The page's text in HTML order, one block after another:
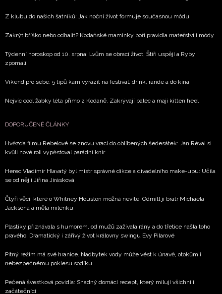
Chcete navíc dostávat i další zajímavé a exkluzivní
zpracováním údajů k tomuto účelu podleZásad ochrany
Z klubu do našich šatníků: Jak noční život formuje současnou módu
Zakrýt bříško nebo odhalit? Kodaňské maminky boří pravidla mateřství i módy
Týdenní horoskop od 10. srpna: Lvům se obrací život, Štíři uspějí a Ryby
zpomalí
Víkend pro sebe: 5 tipů kam vyrazit na festival, drink, rande a do kina
Nejvíc cool žabky léta přímo z Kodaně. Zakrývají palec a mají kitten heel
DOPORUČENÉ ČLÁNKY
Hvězda filmu Rebelové se znovu vrací do oblíbených šedesátek: Jan Révai si
kvůli nové roli vypěstoval parádní knír
Herec Vladimír Hlavatý byl mistr správné dikce a divadelního make-upu: Učila
se od něj i Jiřina Jirásková
Čtyři věci, které o Whitney Houston možná nevíte: Odmítl ji bratr Michaela
Jacksona a měla milenku
Plastiky přiznávala s humorem, od mužů zažívala rány a do třetice našla toho
pravého: Dramatický i zářivý život královny swingu Evy Pilarové
Pitný režim má své hranice. Nadbytek vody může vést k únavě, otokům i
nebezpečnému poklesu sodíku
Pečená švestková povidla: Snadný domácí recept, který milují všichni i
začátečníci